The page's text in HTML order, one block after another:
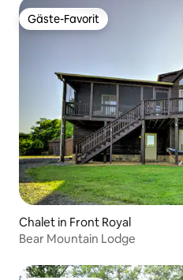
Gäste-Favorit
Gäste-Favorit
Chalet in Front Royal
Bear Mountain Lodge